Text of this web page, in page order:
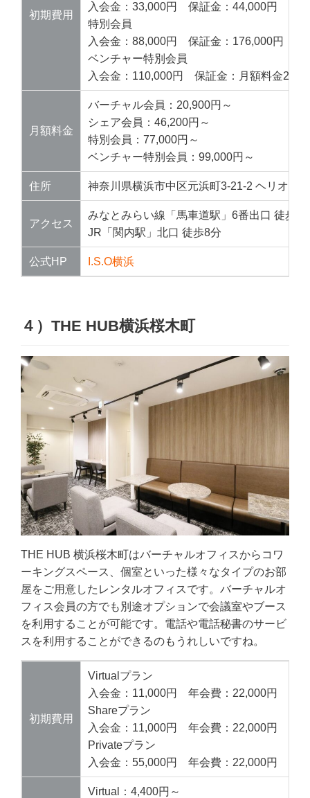
初期費用
入会金：33,000円 保証金：44,000円
特別会員
入会金：88,000円 保証金：176,000円
ベンチャー特別会員
入会金：110,000円 保証金：月額料金2か
月額料金
バーチャル会員：20,900円～
シェア会員：46,200円～
特別会員：77,000円～
ベンチャー特別会員：99,000円～
住所 神奈川県横浜市中区元浜町3-21-2 ヘリオス
アクセス
みなとみらい線「馬車道駅」6番出口 徒歩3
JR「関内駅」北口 徒歩8分
公式HP I.S.O横浜
４）THE HUB横浜桜木町
THE HUB 横浜桜木町はバーチャルオフィスからコワ
ーキングスペース、個室といった様々なタイプのお部
屋をご用意したレンタルオフィスです。バーチャルオ
フィス会員の方でも別途オプションで会議室やブース
を利用することが可能です。電話や電話秘書のサービ
スを利用することができるのもうれしいですね。
初期費用
Virtualプラン
入会金：11,000円 年会費：22,000円
Shareプラン
入会金：11,000円 年会費：22,000円
Privateプラン
入会金：55,000円 年会費：22,000円
Virtual：4,400円～